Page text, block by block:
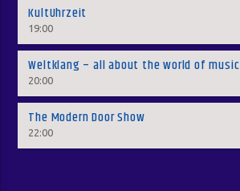
KultUhrzeit
19:00
Weltklang – all about the world of music
20:00
The Modern Door Show
22:00